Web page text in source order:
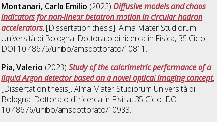
Montanari, Carlo Emilio (2023)Diffusive models and chaos
indicators for non-linear betatron motion in circular hadron
accelerators, [Dissertation thesis], Alma Mater Studiorum
Università di Bologna. Dottorato di ricerca in Fisica, 35 Ciclo.
DOI 10.48676/unibo/amsdottorato/10811.
Pia, Valerio (2023)Study of the calorimetric performance of a
liquid Argon detector based on a novel optical imaging concept,
[Dissertation thesis], Alma Mater Studiorum Università di
Bologna. Dottorato di ricerca in Fisica, 35 Ciclo. DOI
10.48676/unibo/amsdottorato/10933.